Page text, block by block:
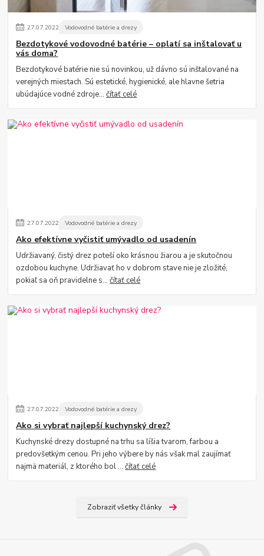
27.07.2022 Vodovodné batérie a drezy
Bezdotykové vodovodné batérie – oplatí sa inštalovať u
vás doma?
Bezdotykové batérie nie sú novinkou, už dávno sú inštalované na
verejných miestach. Sú estetické, hygienické, ale hlavne šetria
ubúdajúce vodné zdroje...čítať celé
27.07.2022 Vodovodné batérie a drezy
Ako efektívne vyčistiť umývadlo od usadenín
Udržiavaný, čistý drez poteší oko krásnou žiarou a je skutočnou
ozdobou kuchyne. Udržiavať ho v dobrom stave nie je zložité,
pokiaľ sa oň pravidelne s...čítať celé
27.07.2022 Vodovodné batérie a drezy
Ako si vybrať najlepší kuchynský drez?
Kuchynské drezy dostupné na trhu sa líšia tvarom, farbou a
predovšetkým cenou. Pri jeho výbere by nás však mal zaujímať
najmä materiál, z ktorého bol ...čítať celé
Zobraziť všetky články